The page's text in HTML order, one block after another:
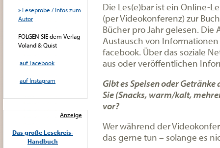
Die Les(e)bar ist ein Online-
(per Videokonferenz) zur
Bücher pro Jahr gelesen. Die
Austausch von
facebook. Über das soziale
aus oder veröffentlichen
Gibt es Speisen oder
Sie (Snacks, warm/kalt,
vor?
Wer während der
das gerne tun – solange es
» Leseprobe / Infos zum
Autor
FOLGEN SIE dem Verlag
Voland & Quist
auf Facebook
auf Instagram
Anzeige
Das große Lesekreis-
Handbuch